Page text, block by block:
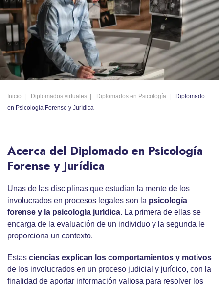
Inicio Diplomados virtuales Diplomados en Psicología
Diplomado
en Psicología Forense y Jurídica
Acerca del Diplomado en Psicología
Forense y Jurídica
Unas de las disciplinas que estudian la mente de los
involucrados en procesos legales son la psicología
forense y la psicología jurídica. La primera de ellas se
encarga de la evaluación de un individuo y la segunda le
proporciona un contexto.
Estas ciencias explican los comportamientos y motivos
de los involucrados en un proceso judicial y jurídico, con la
finalidad de aportar información valiosa para resolver los